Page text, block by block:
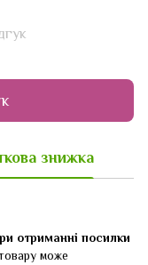
знижка
отриманні посилки
може